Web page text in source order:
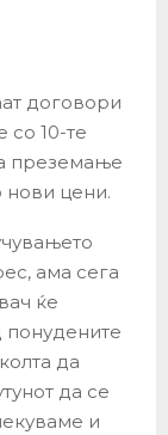
договори
со 10-те
преземање
нови цени.
ама сега
ќе
понудените
да
да се
и